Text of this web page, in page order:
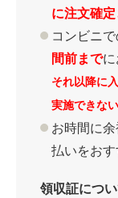
に注文確定
コンビニ
間前までに
それ以降に
実施できな
お時間に
払いをおす
領収証につ